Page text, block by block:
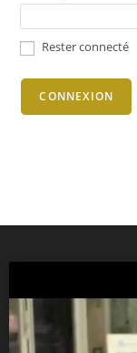
Rester connecté
CONNEXION